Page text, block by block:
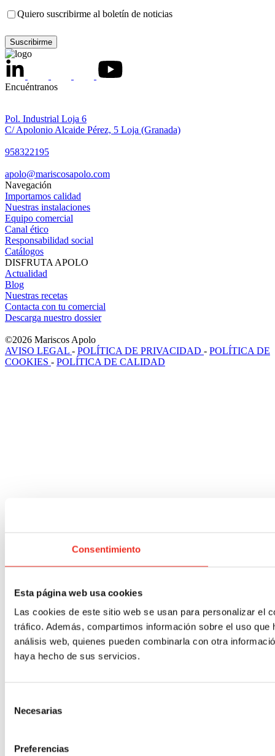
Consentimiento
Esta página web usa cookies
Las cookies de este sitio web se usan para personalizar el
tráfico. Además, compartimos información sobre el uso
análisis web, quienes pueden combinarla con otra
haya hecho de sus servicios.
Necesarias
Preferencias
Boletín
Quiero suscribirme al boletín de noticias
Encuéntranos
Pol. Industrial Loja 6
C/ Apolonio Alcaide Pérez, 5 Loja (Granada)
958322195
apolo@mariscosapolo.com
Navegación
Importamos calidad
Nuestras instalaciones
Equipo comercial
Canal ético
Responsabilidad social
Catálogos
DISFRUTA APOLO
Actualidad
Blog
Nuestras recetas
Contacta con tu comercial
Descarga nuestro dossier
©2026 Mariscos Apolo
AVISO LEGAL - POLÍTICA DE PRIVACIDAD - POLÍTICA DE
COOKIES - POLÍTICA DE CALIDAD